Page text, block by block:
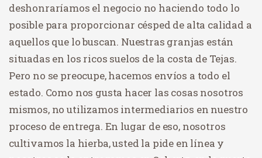
deshonraríamos el negocio no haciendo todo lo
posible para proporcionar césped de alta calidad a
aquellos que lo buscan. Nuestras granjas están
situadas en los ricos suelos de la costa de Tejas.
Pero no se preocupe, hacemos envíos a todo el
estado. Como nos gusta hacer las cosas nosotros
mismos, no utilizamos intermediarios en nuestro
proceso de entrega. En lugar de eso, nosotros
cultivamos la hierba, usted la pide en línea y